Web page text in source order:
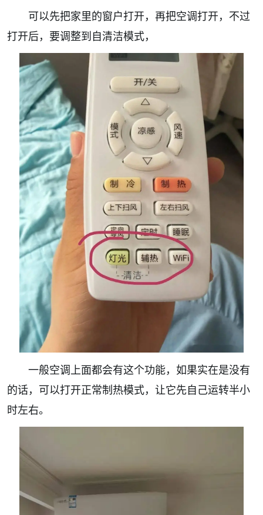
可以先把家里的窗户打开，再把空调打开，不过
打开后，要调整到自清洁模式，
一般空调上面都会有这个功能，如果实在是没有
的话，可以打开正常制热模式，让它先自己运转半小
时左右。